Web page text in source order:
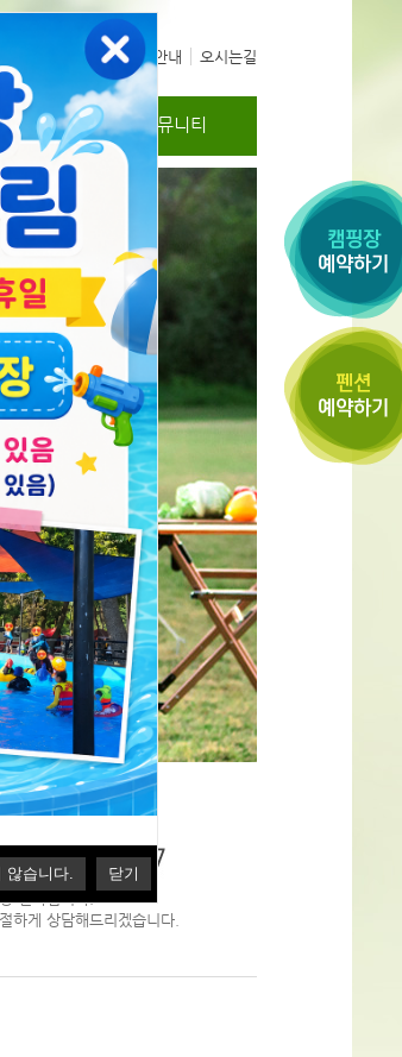
않습니다. 닫기
공지사항 예약안내 오시는길
는길 커뮤니티
전화번호
전화입니다.
하게 상담해드리겠습니다.